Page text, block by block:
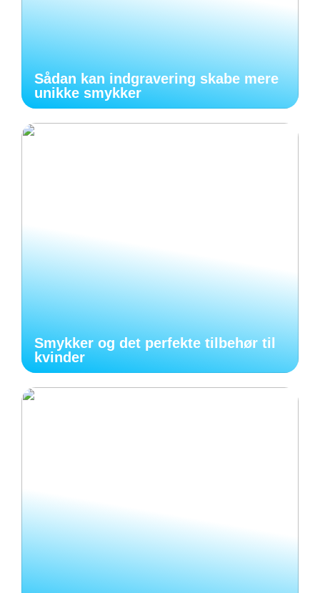
Sådan kan indgravering skabe mere
unikke smykker
Smykker og det perfekte tilbehør til
kvinder